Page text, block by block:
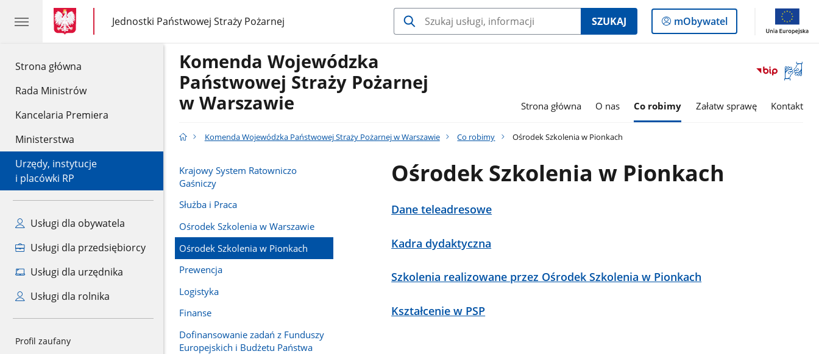
Strona główna
Rada Ministrów
Kancelaria Premiera
Ministerstwa
Urzędy, instytucje
i placówki RP
Usługi dla obywatela
Usługi dla przedsiębiorcy
Usługi dla urzędnika
Usługi dla rolnika
Profil zaufany
gov.pl
gov.pl
Jednostki Państwowej Straży Pożarnej
gov.pl
Jednostki
Państwowej
SZUKAJ
Logowanie
do
mObywatel
Otwórz
okno
Komenda Wojewódzka
Państwowej Straży Pożarnej
w Warszawie
Strona główna O nas Co robimy Załatw sprawę Kontakt
Komenda Wojewódzka Państwowej Straży Pożarnej w Warszawie Co robimy Ośrodek Szkolenia w Pionkach
Krajowy System Ratowniczo
Gaśniczy
Służba i Praca
Ośrodek Szkolenia w Warszawie
Ośrodek Szkolenia w Pionkach
Prewencja
Logistyka
Finanse
Dofinansowanie zadań z Funduszy
Europejskich i Budżetu Państwa
Ośrodek Szkolenia w Pionkach
Dane teleadresowe
Kadra dydaktyczna
Szkolenia realizowane przez Ośrodek Szkolenia w Pionkach
Kształcenie w PSP